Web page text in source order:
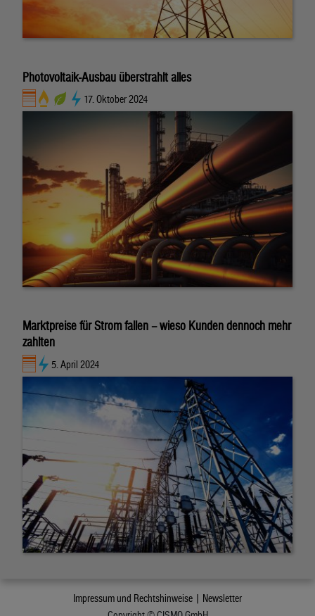
Photovoltaik-Ausbau überstrahlt alles
17. Oktober 2024
Marktpreise für Strom fallen – wieso Kunden dennoch mehr
zahlten
5. April 2024
Impressum und Rechtshinweise | Newsletter